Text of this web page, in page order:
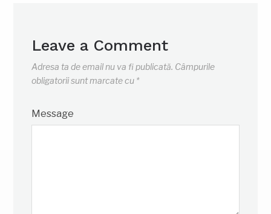
Leave a Comment
Adresa ta de email nu va fi publicată. Câmpurile
obligatorii sunt marcate cu *
Message